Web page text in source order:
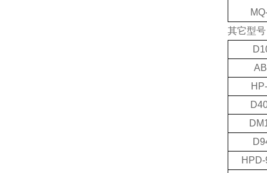
其它型号